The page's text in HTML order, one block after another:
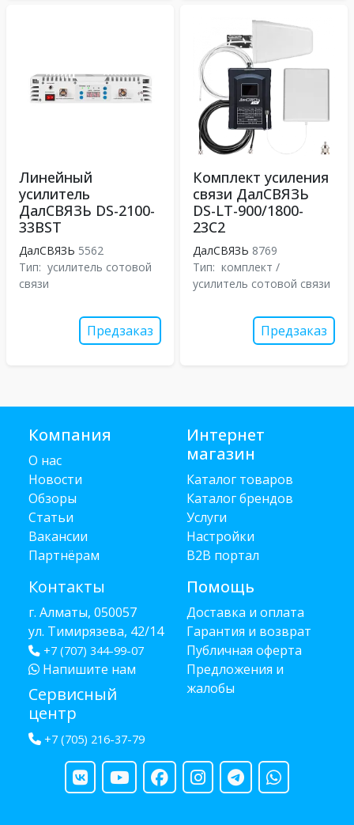
Линейный
усилитель
ДалСВЯЗЬ DS-2100-
33BST
ДалСВЯЗЬ 5562
Тип: усилитель сотовой
связи
Предзаказ
Комплект усиления
связи ДалСВЯЗЬ
DS-LT-900/1800-
23C2
ДалСВЯЗЬ 8769
Тип: комплект /
усилитель сотовой связи
Предзаказ
Компания
О нас
Новости
Обзоры
Статьи
Вакансии
Партнёрам
Контакты
г. Алматы, 050057
ул. Тимирязева, 42/14
+7 (707) 344-99-07
Напишите нам
Сервисный
центр
+7 (705) 216-37-79
Интернет
магазин
Каталог товаров
Каталог брендов
Услуги
Настройки
B2B портал
Помощь
Доставка и оплата
Гарантия и возврат
Публичная оферта
Предложения и
жалобы